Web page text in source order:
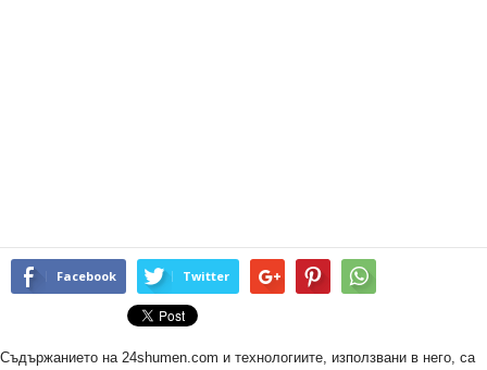
Facebook Twitter
Съдържанието на 24shumen.com и технологиите, използвани в него, са